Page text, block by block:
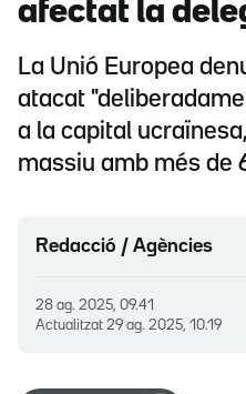
afectat la
La Unió Europea
atacat
a la capital
massiu amb més de
Redacció / Agències
28 ag. 2025, 09.41
Actualitzat 29 ag. 2025, 10.19